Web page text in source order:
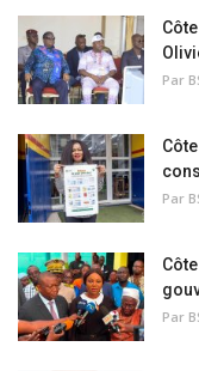
Par
Par
Par